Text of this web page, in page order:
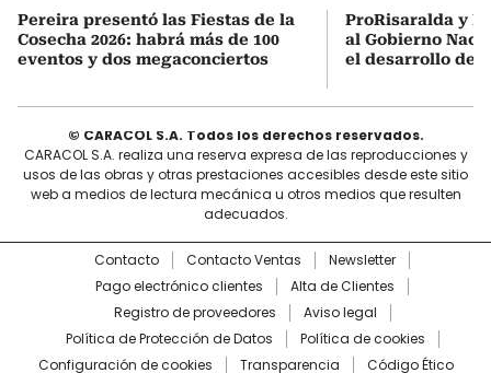
Pereira presentó las Fiestas de la
Cosecha 2026: habrá más de 100
eventos y dos megaconciertos
ProRisaralda y
al Gobierno
el desarrollo
© CARACOL S.A. Todos los derechos reservados.
CARACOL S.A. realiza una reserva expresa de las reproducciones y
usos de las obras y otras prestaciones accesibles desde este sitio
web a medios de lectura mecánica u otros medios que resulten
adecuados.
Contacto Contacto Ventas
Newsletter
Pago electrónico clientes
Alta de Clientes
Registro de proveedores
Aviso legal
Política de Protección de Datos
Política de cookies
Configuración de cookies
Transparencia Código Ético